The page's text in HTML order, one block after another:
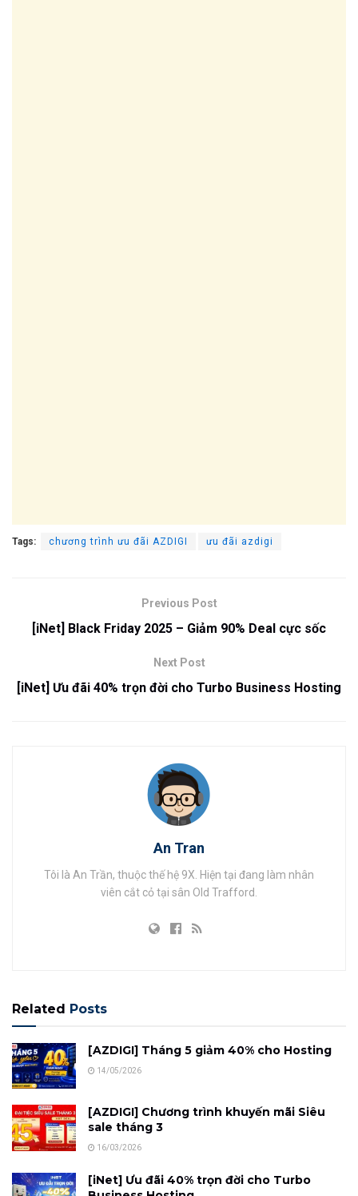
Tags: chương trình ưu đãi AZDIGI ưu đãi azdigi
Previous Post
[iNet] Black Friday 2025 – Giảm 90% Deal cực sốc
Next Post
[iNet] Ưu đãi 40% trọn đời cho Turbo Business Hosting
An Tran
Tôi là An Trần, thuộc thế hệ 9X. Hiện tại đang làm nhân
viên cắt cỏ tại sân Old Trafford.
Related Posts
[AZDIGI] Tháng 5 giảm 40% cho Hosting
14/05/2026
[AZDIGI] Chương trình khuyến mãi Siêu
sale tháng 3
16/03/2026
[iNet] Ưu đãi 40% trọn đời cho Turbo